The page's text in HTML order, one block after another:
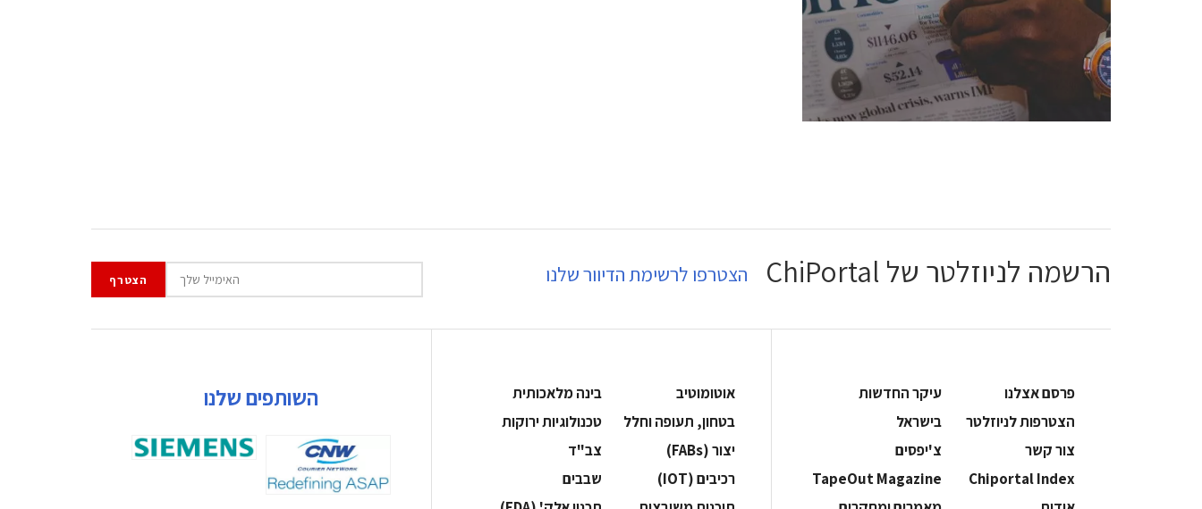
experts, and senior executives.
לחץ לפרטים
הרשמה לניוזלטר של ChiPortal הצטרפו לרשימת הדיוור שלנו
פרסם אצלנו
עיקר החדשות
הצטרפות לניוזלטר
בישראל
צור קשר
צ'יפסים
Chiportal Index
TapeOut Magazine
אוטומוטיב
בינה מלאכותית
בטחון, תעופה וחלל
‫טכנולוגיות ירוקות‬
‫יצור (‪(FABs‬‬
‫צב"ד‬
‫רכיבים‬ (IOT)
‫שבבים‬
השותפים שלנו